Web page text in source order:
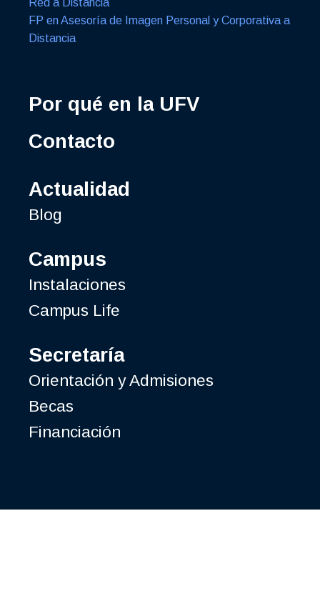
FP en Asesoría de Imagen Personal y Corporativa a
Distancia
Por qué en la UFV
Contacto
Actualidad
Blog
Campus
Instalaciones
Campus Life
Secretaría
Orientación y Admisiones
Becas
Financiación